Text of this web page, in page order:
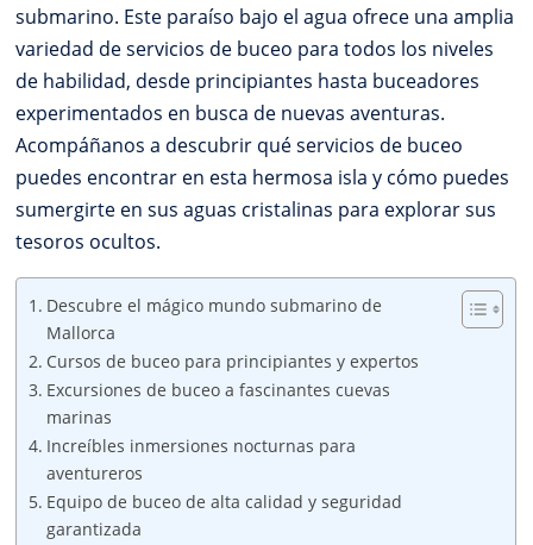
submarino. Este paraíso bajo el agua ofrece una amplia
variedad de servicios de buceo para todos los niveles
de habilidad, desde principiantes hasta buceadores
experimentados en busca de nuevas aventuras.
Acompáñanos a descubrir qué servicios de buceo
puedes encontrar en esta hermosa isla y cómo puedes
sumergirte en sus aguas cristalinas para explorar sus
tesoros ocultos.
Descubre el mágico mundo submarino de
Mallorca
Cursos de buceo para principiantes y expertos
Excursiones de buceo a fascinantes cuevas
marinas
Increíbles inmersiones nocturnas para
aventureros
Equipo de buceo de alta calidad y seguridad
garantizada